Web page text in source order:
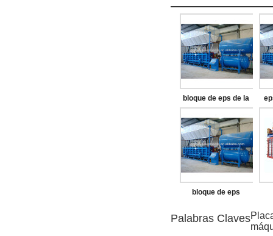
bloque de eps de la
máquina
bloque de eps
Palabras Claves